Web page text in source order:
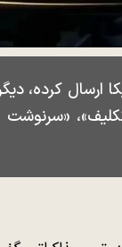
ارسال کرده،